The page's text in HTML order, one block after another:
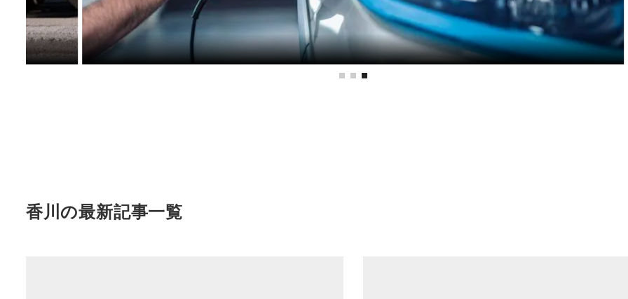
香川の最新記事一覧